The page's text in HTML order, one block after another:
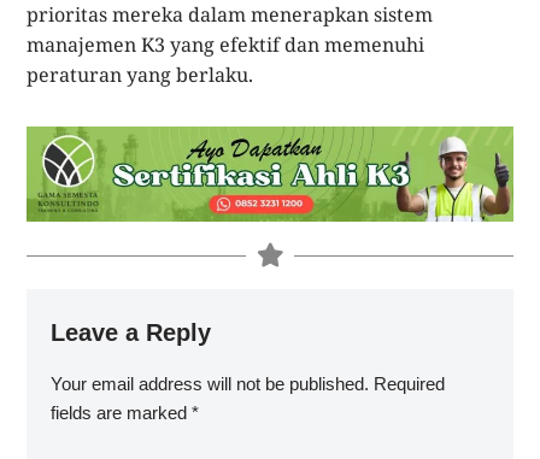
prioritas mereka dalam menerapkan sistem
manajemen K3 yang efektif dan memenuhi
peraturan yang berlaku.
Leave a Reply
Your email address will not be published. Required
fields are marked*